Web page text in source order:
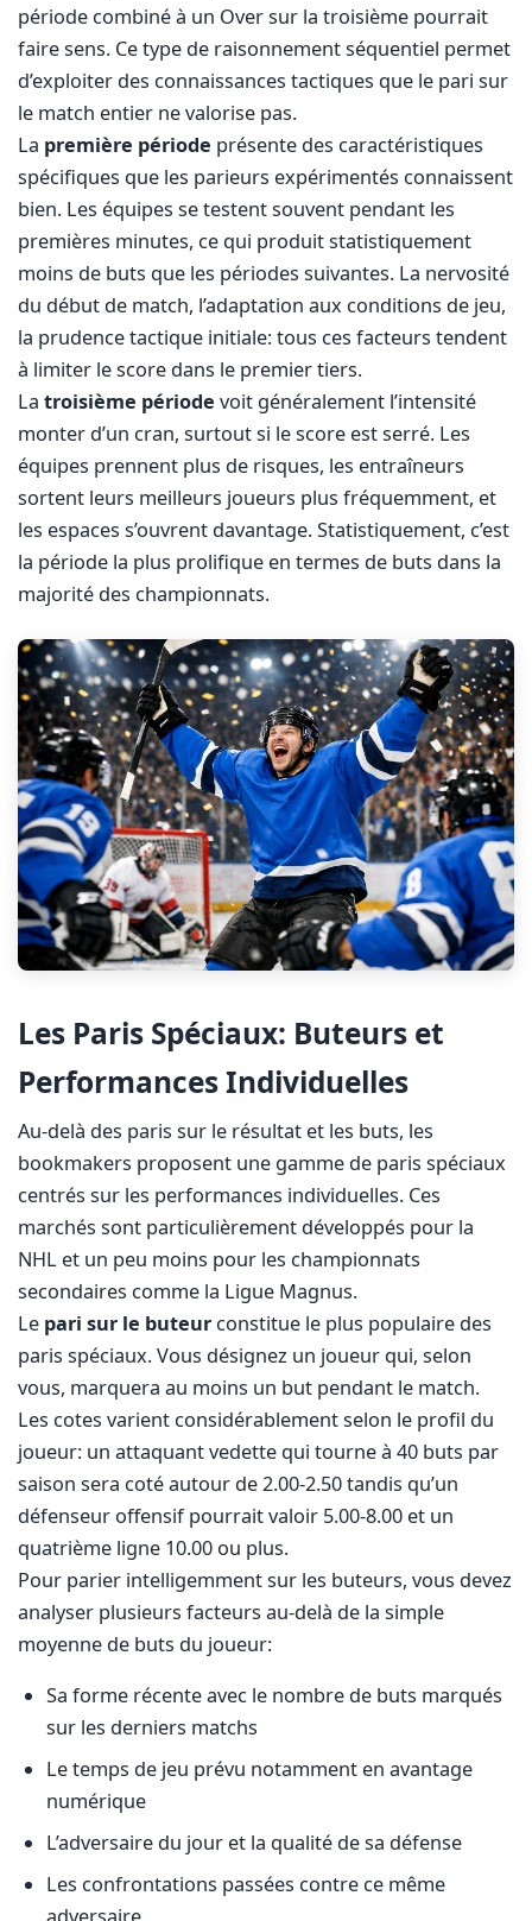
période combiné à un Over sur la troisième pourrait
faire sens. Ce type de raisonnement séquentiel permet
d’exploiter des connaissances tactiques que le pari sur
le match entier ne valorise pas.
La première période présente des caractéristiques
spécifiques que les parieurs expérimentés connaissent
bien. Les équipes se testent souvent pendant les
premières minutes, ce qui produit statistiquement
moins de buts que les périodes suivantes. La nervosité
du début de match, l’adaptation aux conditions de jeu,
la prudence tactique initiale: tous ces facteurs tendent
à limiter le score dans le premier tiers.
La troisième période voit généralement l’intensité
monter d’un cran, surtout si le score est serré. Les
équipes prennent plus de risques, les entraîneurs
sortent leurs meilleurs joueurs plus fréquemment, et
les espaces s’ouvrent davantage. Statistiquement, c’est
la période la plus prolifique en termes de buts dans la
majorité des championnats.
Les Paris Spéciaux: Buteurs et
Performances Individuelles
Au-delà des paris sur le résultat et les buts, les
bookmakers proposent une gamme de paris spéciaux
centrés sur les performances individuelles. Ces
marchés sont particulièrement développés pour la
NHL et un peu moins pour les championnats
secondaires comme la Ligue Magnus.
Le pari sur le buteur constitue le plus populaire des
paris spéciaux. Vous désignez un joueur qui, selon
vous, marquera au moins un but pendant le match.
Les cotes varient considérablement selon le profil du
joueur: un attaquant vedette qui tourne à 40 buts par
saison sera coté autour de 2.00-2.50 tandis qu’un
défenseur offensif pourrait valoir 5.00-8.00 et un
quatrième ligne 10.00 ou plus.
Pour parier intelligemment sur les buteurs, vous devez
analyser plusieurs facteurs au-delà de la simple
moyenne de buts du joueur:
Sa forme récente avec le nombre de buts marqués
sur les derniers matchs
Le temps de jeu prévu notamment en avantage
numérique
L’adversaire du jour et la qualité de sa défense
Les confrontations passées contre ce même